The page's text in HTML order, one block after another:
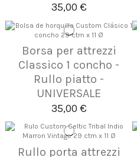
35,00 €
Borsa per attrezzi
Classico 1 concho -
Rullo piatto -
UNIVERSALE
35,00 €
Rullo porta attrezzi